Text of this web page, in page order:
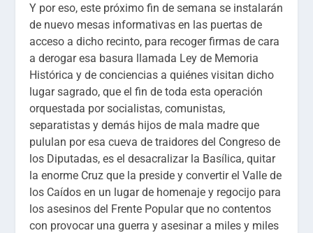
Y por eso, este próximo fin de semana se instalarán
de nuevo mesas informativas en las puertas de
acceso a dicho recinto, para recoger firmas de cara
a derogar esa basura llamada Ley de Memoria
Histórica y de conciencias a quiénes visitan dicho
lugar sagrado, que el fin de toda esta operación
orquestada por socialistas, comunistas,
separatistas y demás hijos de mala madre que
pululan por esa cueva de traidores del Congreso de
los Diputadas, es el desacralizar la Basílica, quitar
la enorme Cruz que la preside y convertir el Valle de
los Caídos en un lugar de homenaje y regocijo para
los asesinos del Frente Popular que no contentos
con provocar una guerra y asesinar a miles y miles